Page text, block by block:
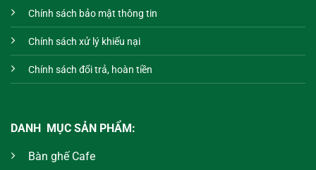
Chính sách bảo mật thông tin
Chính sách xử lý khiếu nại
Chính sách đổi trả, hoàn tiền
DANH MỤC SẢN PHẨM:
Bàn ghế Cafe